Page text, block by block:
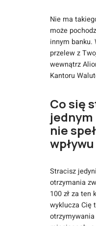
Nie ma
może
innym banku.
przelew z
wewnątrz
Kantoru
Co się
nie
Stracisz
otrzymania
100 zł za ten
wyklucza Cię